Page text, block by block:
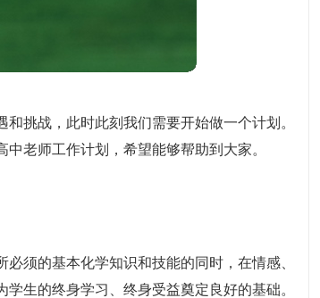
挑战，此时此刻我们需要开始做一个计划。
老师工作计划，希望能够帮助到大家。
须的基本化学知识和技能的同时，在情感、
生的终身学习、终身受益奠定良好的基础。